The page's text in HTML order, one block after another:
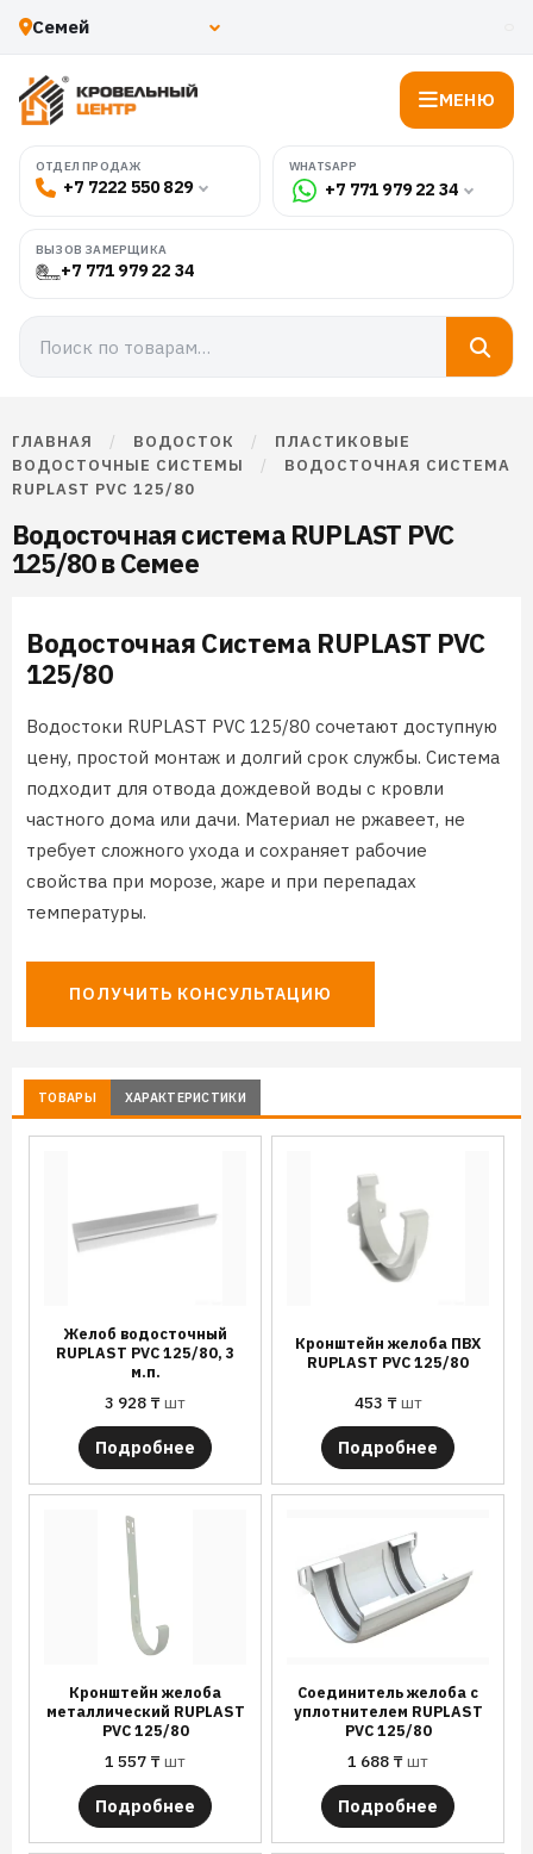
МЕНЮ
ОТДЕЛ ПРОДАЖ
+7 7222 550 829
WHATSAPP
+7 771 979 22 34
ВЫЗОВ ЗАМЕРЩИКА
+7 771 979 22 34
ГЛАВНАЯ / ВОДОСТОК /
ПЛАСТИКОВЫЕ
ВОДОСТОЧНЫЕ СИСТЕМЫ
/
ВОДОСТОЧНАЯ СИСТЕМА
RUPLAST PVC 125/80
Водосточная система RUPLAST PVC
125/80 в Семее
Водосточная Система RUPLAST PVC
125/80
Водостоки RUPLAST PVC 125/80 сочетают доступную
цену, простой монтаж и долгий срок службы. Система
подходит для отвода дождевой воды с кровли
частного дома или дачи. Материал не ржавеет, не
требует сложного ухода и сохраняет рабочие
свойства при морозе, жаре и при перепадах
температуры.
ПОЛУЧИТЬ КОНСУЛЬТАЦИЮ
ТОВАРЫ ХАРАКТЕРИСТИКИ
Желоб водосточный
RUPLAST PVC 125/80, 3
м.п.
3 928 ₸шт
Подробнее
Кронштейн желоба ПВХ
RUPLAST PVC 125/80
453 ₸шт
Подробнее
Кронштейн желоба
металлический RUPLAST
PVC 125/80
1 557 ₸шт
Подробнее
Соединитель желоба с
уплотнителем RUPLAST
PVC 125/80
1 688 ₸шт
Подробнее